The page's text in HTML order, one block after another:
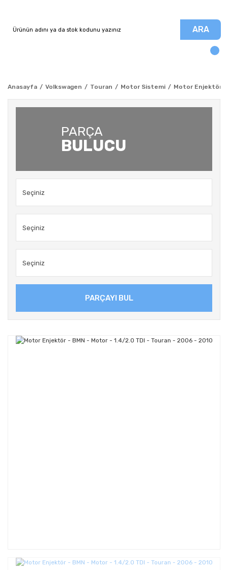
ARA
Anasayfa Volkswagen Touran Motor Sistemi Motor Enjektör -
PARÇA
BULUCU
PARÇAYI BUL